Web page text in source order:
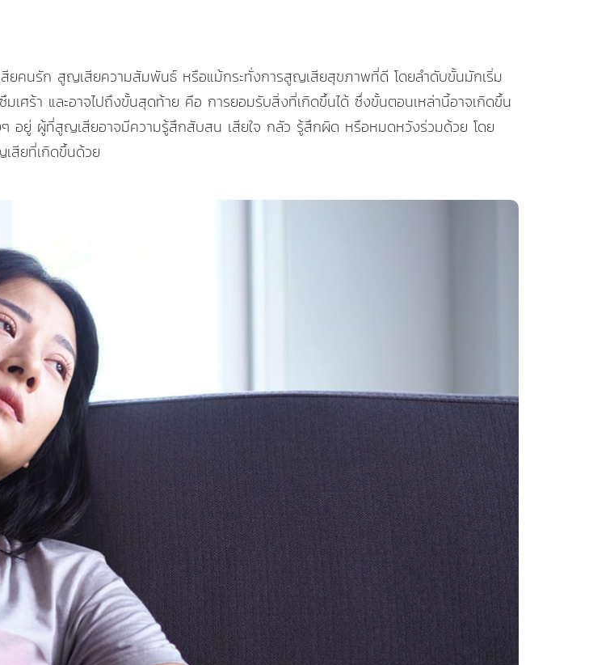
ยคนรัก สูญเสียความสัมพันธ์ หรือแม้กระทั่งการสูญเสียสุขภาพที่ดี โดยลำดับขั้นมักเริ่ม
เศร้า และอาจไปถึงขั้นสุดท้าย คือ การยอมรับสิ่งที่เกิดขึ้นได้ ซึ่งขั้นตอนเหล่านี้อาจเกิดขึ้น
อยู่ ผู้ที่สูญเสียอาจมีความรู้สึกสับสน เสียใจ กลัว รู้สึกผิด หรือหมดหวังร่วมด้วย โดย
สียที่เกิดขึ้นด้วย